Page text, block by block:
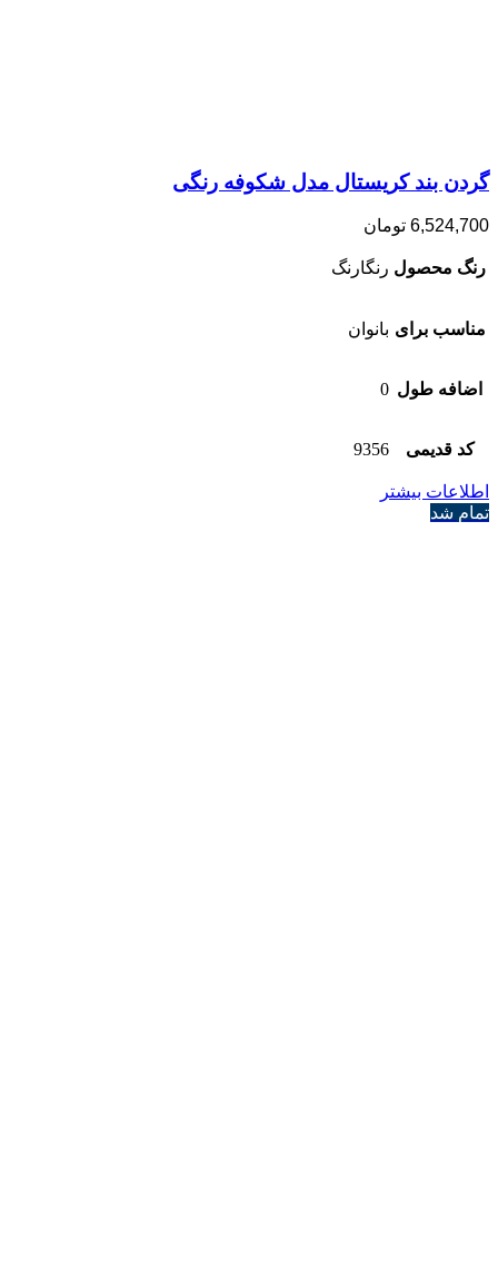
گردن بند کریستال مدل شکوفه رنگی
6,524,700 تومان
رنگ محصول رنگارنگ
مناسب برای بانوان
اضافه طول 0
کد قدیمی 9356
اطلاعات بیشتر
تمام شد